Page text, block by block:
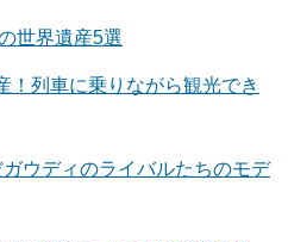
世界遺産5選
！列車に乗りながら観光でき
ウディのライバルたちのモデ